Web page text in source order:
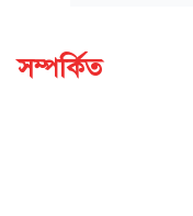
সম্পর্কিত